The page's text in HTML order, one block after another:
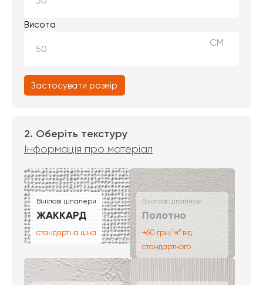
Висота
СМ
Застосувати розмір
2. Оберіть текстуру
Інформація про матеріал
Вінілові шпалери
ЖАККАРД
стандартна ціна
Вінілові шпалери
Полотно
+60 грн/м² від
стандартного